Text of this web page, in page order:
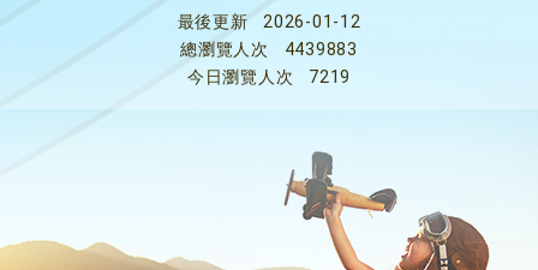
最後更新
2026-01-12
總瀏覽人次
4439883
今日瀏覽人次
7219